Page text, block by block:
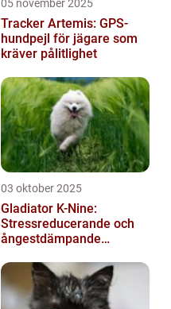
05 november 2025
Tracker Artemis: GPS-
hundpejl för jägare som
kräver pålitlighet
03 oktober 2025
Gladiator K-Nine:
Stressreducerande och
ångestdämpande